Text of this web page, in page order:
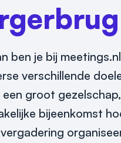
ben je bij
verschillende
groot
bijeenkomst